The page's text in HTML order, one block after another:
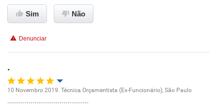
Ambiente de trabalho
Benefícios
Recomenda esta empresa
Sim Não
Denunciar
.
Oportunidade de promoção
10 Novembro 2019. Técnica Orçamentista (Ex-Funcionário), São Paulo
..........................................